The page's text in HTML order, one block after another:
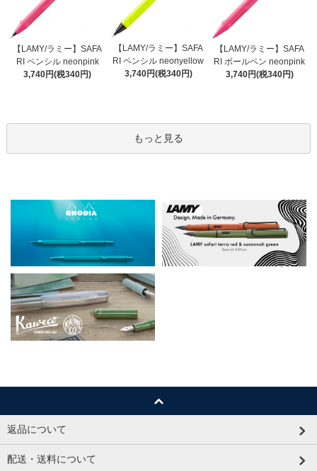
【LAMY/ラミー】SAFA
RI ペンシル neonpink
3,740円(税340円)
【LAMY/ラミー】SAFA
RI ペンシル neonyellow
3,740円(税340円)
【LAMY/ラミー】SAFA
RI ボールペン neonpink
3,740円(税340円)
もっと見る
返品について
配送・送料について